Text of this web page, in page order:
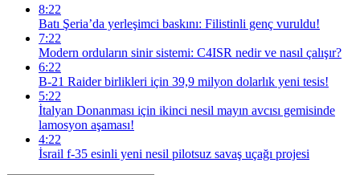
8:22
Batı Şeria’da yerleşimci baskını: Filistinli genç vuruldu!
7:22
Modern orduların sinir sistemi: C4ISR nedir ve nasıl çalışır?
6:22
B-21 Raider birlikleri için 39,9 milyon dolarlık yeni tesis!
5:22
İtalyan Donanması için ikinci nesil mayın avcısı gemisinde
lamosyon aşaması!
4:22
İsrail f-35 esinli yeni nesil pilotsuz savaş uçağı projesi